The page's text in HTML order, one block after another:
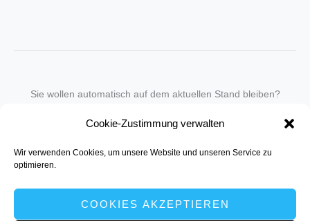
Cookie-Zustimmung verwalten
Wir verwenden Cookies, um unsere Website und unseren Service zu
optimieren.
COOKIES AKZEPTIEREN
Sie wollen automatisch auf dem aktuellen Stand bleiben?
in unseren Newsletter-Service auf.
Senden Sie für ein Angebot einfach eine